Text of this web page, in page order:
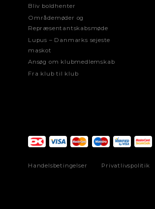
Bliv boldhenter
Områdemøder og
Repræsentantskabsmøde
Lupus – Danmarks sejeste
maskot
Ansøg om klubmedlemskab
Fra klub til klub
Handelsbetingelser Privatlivspolitik